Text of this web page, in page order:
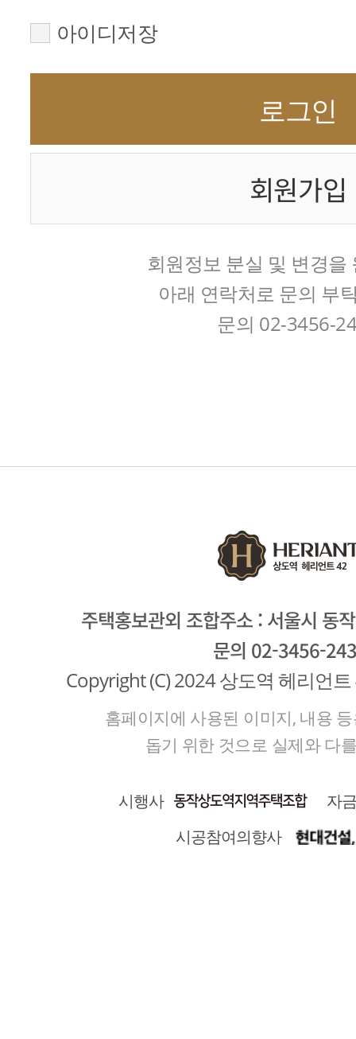
아이디저장
로그인
회원가입
회원정보 분실 및 변경을
아래 연락처로 문의 부
문의 02-3456-
주택홍보관외 조합주소 : 서울시 동
문의 02-3456-
Copyright (C) 2024 상도역 헤리언
홈페이지에 사용된 이미지, 내용
돕기 위한 것으로 실제와 다
시행사
자
시공참여의향사